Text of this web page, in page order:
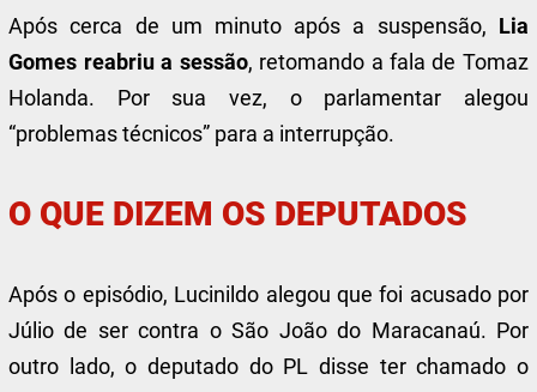
Após cerca de um minuto após a suspensão,
Lia
Gomes reabriu a sessão, retomando a fala de Tomaz
Holanda. Por sua vez, o parlamentar alegou
“problemas técnicos” para a interrupção.
O QUE DIZEM OS DEPUTADOS
Após o episódio, Lucinildo alegou que foi acusado por
Júlio de ser contra o São João do Maracanaú. Por
outro lado, o deputado do PL disse ter chamado o